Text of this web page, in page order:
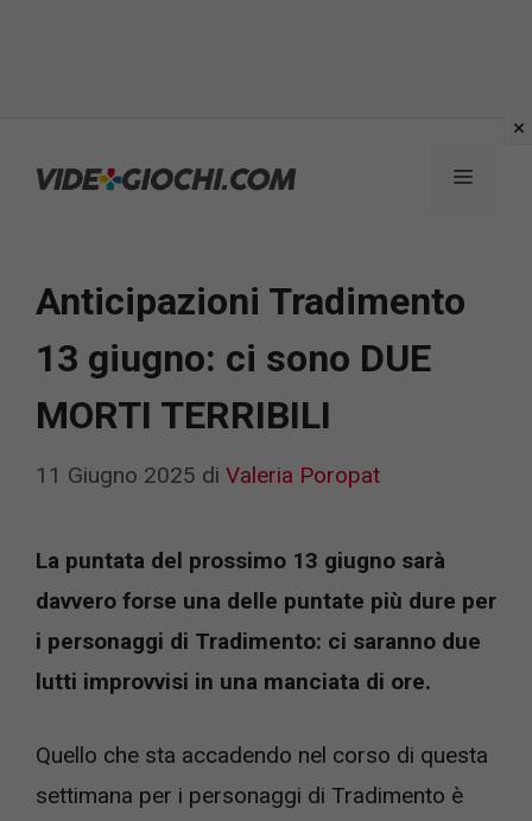
Menu
Anticipazioni Tradimento
13 giugno: ci sono DUE
MORTI TERRIBILI
11 Giugno 2025 di Valeria Poropat
La puntata del prossimo 13 giugno sarà
davvero forse una delle puntate più dure per
i personaggi di Tradimento: ci saranno due
lutti improvvisi in una manciata di ore.
Quello che sta accadendo nel corso di questa
settimana per i personaggi di Tradimento è